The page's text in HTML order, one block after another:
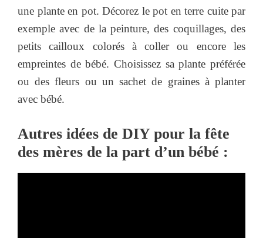
une plante en pot. Décorez le pot en terre cuite par
exemple avec de la peinture, des coquillages, des
petits cailloux colorés à coller ou encore les
empreintes de bébé. Choisissez sa plante préférée
ou des fleurs ou un sachet de graines à planter
avec bébé.
Autres idées de DIY pour la fête
des mères de la part d’un bébé :